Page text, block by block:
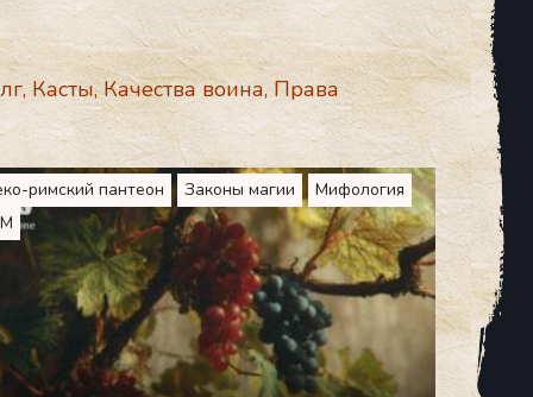
,Касты,Качества воина,Права
римский пантеон Законы магии
Мифология